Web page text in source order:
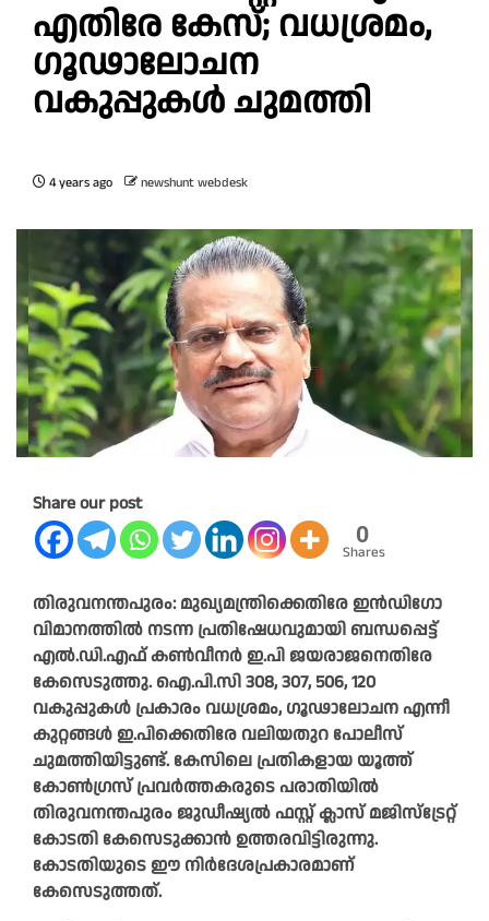
എതിരേ കേസ്; വധശ്രമം,
ഗൂഢാലോചന
വകുപ്പുകള്‍ ചുമത്തി
4 years ago newshunt webdesk
Share our post
0
Shares
തിരുവനന്തപുരം: മുഖ്യമന്ത്രിക്കെതിരേ ഇന്‍ഡിഗോ
വിമാനത്തില്‍ നടന്ന പ്രതിഷേധവുമായി ബന്ധപ്പെട്ട്
എല്‍.ഡി.എഫ് കണ്‍വീനര്‍ ഇ.പി ജയരാജനെതിരേ
കേസെടുത്തു. ഐ.പി.സി 308, 307, 506, 120
വകുപ്പുകള്‍ പ്രകാരം വധശ്രമം, ഗൂഢാലോചന എന്നീ
കുറ്റങ്ങള്‍ ഇ.പിക്കെതിരേ വലിയതുറ പോലീസ്
ചുമത്തിയിട്ടുണ്ട്. കേസിലെ പ്രതികളായ യൂത്ത്
കോണ്‍ഗ്രസ് പ്രവര്‍ത്തകരുടെ പരാതിയില്‍
തിരുവനന്തപുരം ജുഡീഷ്യല്‍ ഫസ്റ്റ് ക്ലാസ് മജിസ്ട്രേറ്റ്
കോടതി കേസെടുക്കാന്‍ ഉത്തരവിട്ടിരുന്നു.
കോടതിയുടെ ഈ നിര്‍ദേശപ്രകാരമാണ്
കേസെടുത്തത്.